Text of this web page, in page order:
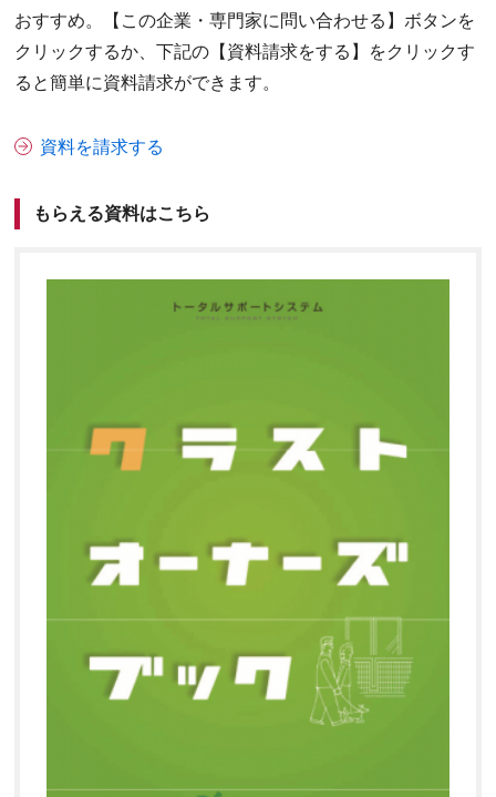
おすすめ。【この企業・専門家に問い合わせる】ボタンを
クリックするか、下記の【資料請求をする】をクリックす
ると簡単に資料請求ができます。
資料を請求する
もらえる資料はこちら